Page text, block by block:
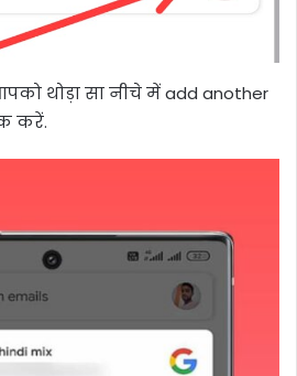
थोड़ा सा नीचे में add another
करें.